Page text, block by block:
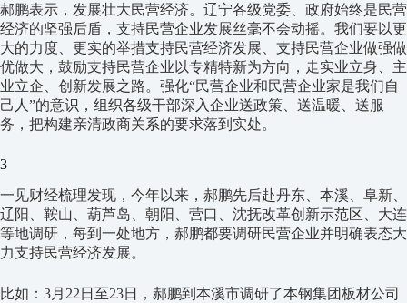
郝鹏表示，发展壮大民营经济。辽宁各级党委、政府始终是民营
经济的坚强后盾，支持民营企业发展丝毫不会动摇。我们要以更
大的力度、更实的举措支持民营经济发展、支持民营企业做强做
优做大，鼓励支持民营企业以专精特新为方向，走实业立身、主
业立企、创新发展之路。强化“民营企业和民营企业家是我们自
己人”的意识，组织各级干部深入企业送政策、送温暖、送服
务，把构建亲清政商关系的要求落到实处。
3
一见财经梳理发现，今年以来，郝鹏先后赴丹东、本溪、阜新、
辽阳、鞍山、葫芦岛、朝阳、营口、沈抚改革创新示范区、大连
等地调研，每到一处地方，郝鹏都要调研民营企业并明确表态大
力支持民营经济发展。
比如：3月22日至23日，郝鹏到本溪市调研了本钢集团板材公司